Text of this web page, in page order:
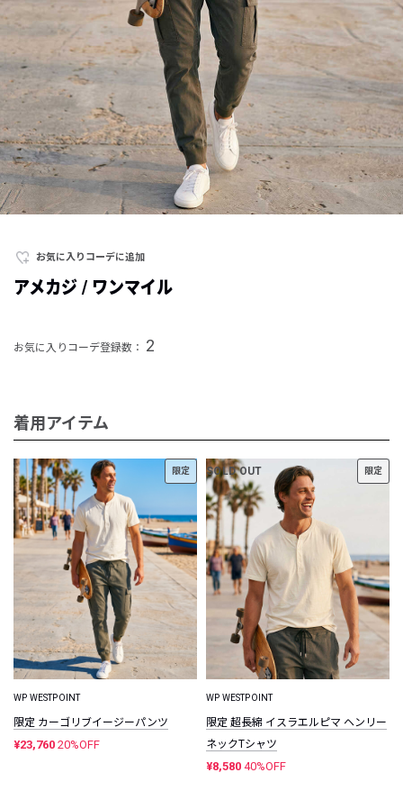
お気に入りコーデに追加
アメカジ / ワンマイル
お気に入りコーデ登録数： 2
着用アイテム
限定
WP WESTPOINT
限定 カーゴリブイージーパンツ
¥23,760 20%OFF
SOLD OUT 限定
WP WESTPOINT
限定 超長綿 イスラエルピマ ヘンリー
ネックTシャツ
¥8,580 40%OFF